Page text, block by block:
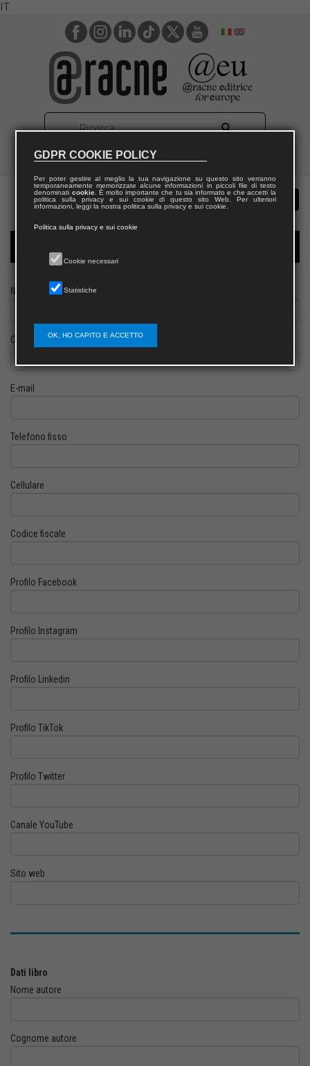
IT
Modulo richiesta saggio biblioteca
Nome
Cognome
E-mail
Telefono fisso
Cellulare
Codice fiscale
Profilo Facebook
Profilo Instagram
Profilo Linkedin
Profilo TikTok
Profilo Twitter
Canale YouTube
Sito web
Dati libro
Nome autore
Cognome autore
GDPR COOKIE POLICY
Per poter gestire al meglio la tua navigazione su questo sito verranno
temporaneamente memorizzate alcune informazioni in piccoli file di testo
denominati cookie. È molto importante che tu sia informato e che accetti la
politica sulla privacy e sui cookie di questo sito Web. Per ulteriori
informazioni, leggi la nostra politica sulla privacy e sui cookie.
Politica sulla privacy e sui cookie
Cookie necessari
Statistiche
OK, HO CAPITO E ACCETTO